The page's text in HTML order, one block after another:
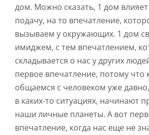
дом. Можно сказать, 1 дом
подачу, на то впечатление,
вызываем у окружающих. 1 дом
имиджем, с тем впечатлением,
складывается о нас у других
первое впечатление, потому что
общаемся с человеком уже
в каких-то ситуациях, начинают
наши личные планеты. А вот
впечатление, когда нас еще не